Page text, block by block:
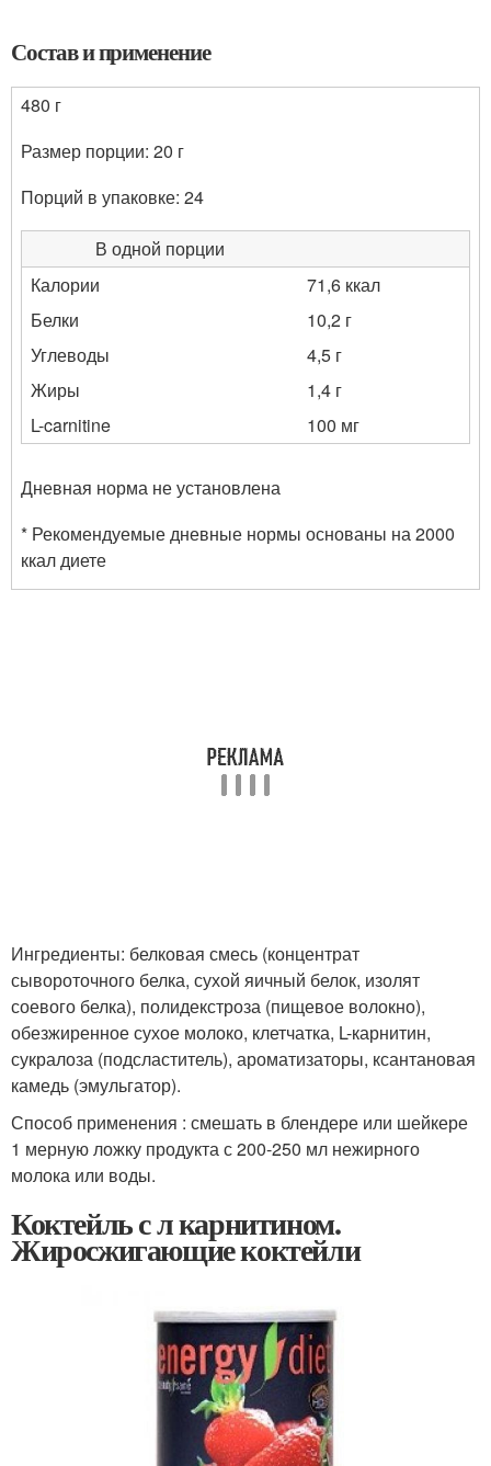
Состав и применение
480 г
Размер порции: 20 г
Порций в упаковке: 24
В одной порции
Калории
71,6 ккал
Белки
10,2 г
Углеводы
4,5 г
Жиры
1,4 г
L-carnitine
100 мг
Дневная норма не установлена
* Рекомендуемые дневные нормы основаны на 2000
ккал диете
Ингредиенты: белковая смесь (концентрат
сывороточного белка, сухой яичный белок, изолят
соевого белка), полидекстроза (пищевое волокно),
обезжиренное сухое молоко, клетчатка, L-карнитин,
сукралоза (подсластитель), ароматизаторы, ксантановая
камедь (эмульгатор).
Способ применения : смешать в блендере или шейкере
1 мерную ложку продукта с 200-250 мл нежирного
молока или воды.
Коктейль с л карнитином.
Жиросжигающие коктейли